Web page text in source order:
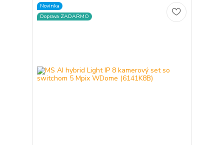
Novinka
Doprava ZADARMO